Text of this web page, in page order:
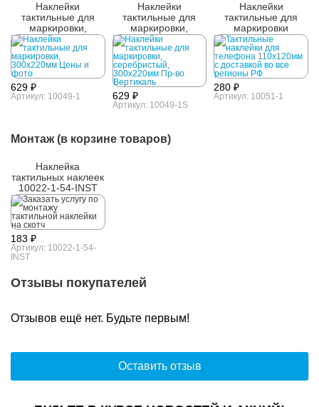
Наклейки
тактильные для
маркировки,
300x220мм
629 ₽
Артикул: 10049-1
Наклейки
тактильные для
маркировки,
серебристый,
300x220мм
629 ₽
Артикул: 10049-1S
Наклейки
тактильные для
маркировки
телефона,
110x120мм
280 ₽
Артикул: 10051-1
Монтаж (в корзине товаров)
Наклейка
тактильных наклеек
10022-1-54-INST
183 ₽
Артикул: 10022-1-54-
INST
Отзывы покупателей
Отзывов ещё нет. Будьте первым!
Оставить отзыв